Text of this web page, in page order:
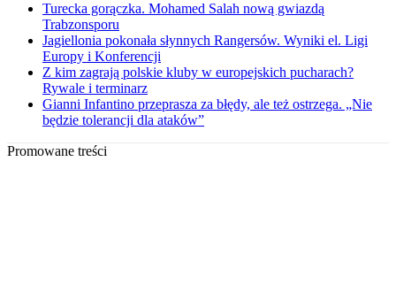
Turecka gorączka. Mohamed Salah nową gwiazdą
Trabzonsporu
Jagiellonia pokonała słynnych Rangersów. Wyniki el. Ligi
Europy i Konferencji
Z kim zagrają polskie kluby w europejskich pucharach?
Rywale i terminarz
Gianni Infantino przeprasza za błędy, ale też ostrzega. „Nie
będzie tolerancji dla ataków”
Promowane treści